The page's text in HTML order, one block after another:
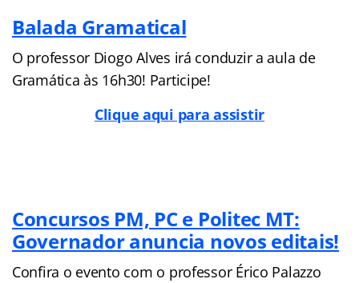
Balada Gramatical
O professor Diogo Alves irá conduzir a aula de
Gramática às 16h30! Participe!
Clique aqui para assistir
Concursos PM, PC e Politec MT:
Governador anuncia novos editais!
Confira o evento com o professor Érico Palazzo